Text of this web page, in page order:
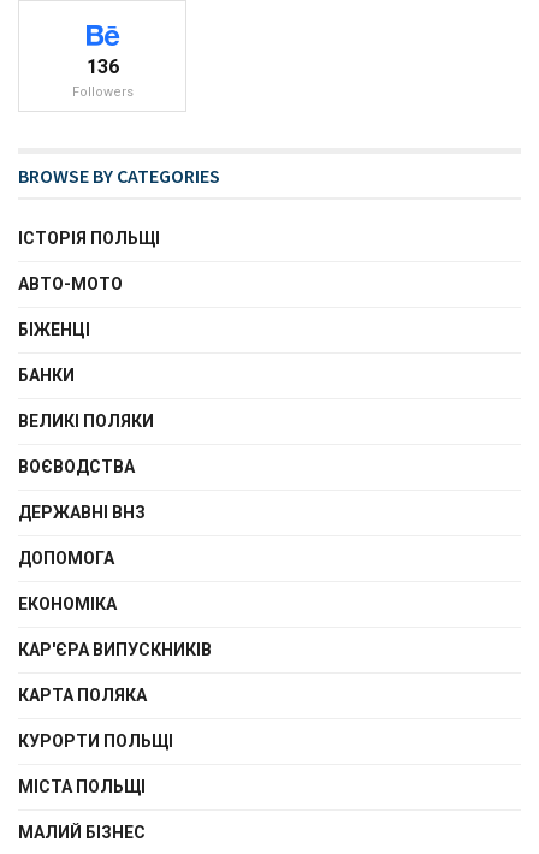
136
Followers
BROWSE BY CATEGORIES
ІСТОРІЯ ПОЛЬЩІ
АВТО-МОТО
БІЖЕНЦІ
БАНКИ
ВЕЛИКІ ПОЛЯКИ
ВОЄВОДСТВА
ДЕРЖАВНІ ВНЗ
ДОПОМОГА
ЕКОНОМІКА
КАР'ЄРА ВИПУСКНИКІВ
КАРТА ПОЛЯКА
КУРОРТИ ПОЛЬЩІ
МІСТА ПОЛЬЩІ
МАЛИЙ БІЗНЕС